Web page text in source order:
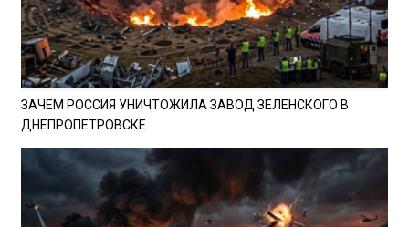
ЗАЧЕМ РОССИЯ УНИЧТОЖИЛА ЗАВОД ЗЕЛЕНСКОГО В
ДНЕПРОПЕТРОВСКЕ